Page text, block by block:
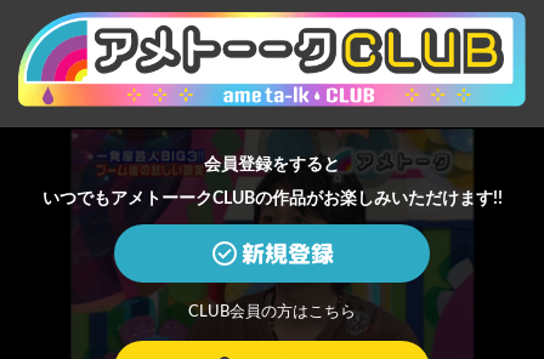
会員登録をすると
いつでもアメトーークCLUBの作品がお楽しみいただけます!!
新規登録
CLUB会員の方はこちら